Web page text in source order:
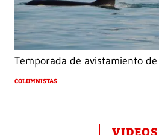
Temporada de avistamiento
COLUMNISTAS